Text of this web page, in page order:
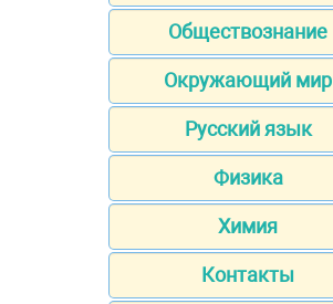
Обществознание
Окружающий мир
Русский язык
Физика
Химия
Контакты